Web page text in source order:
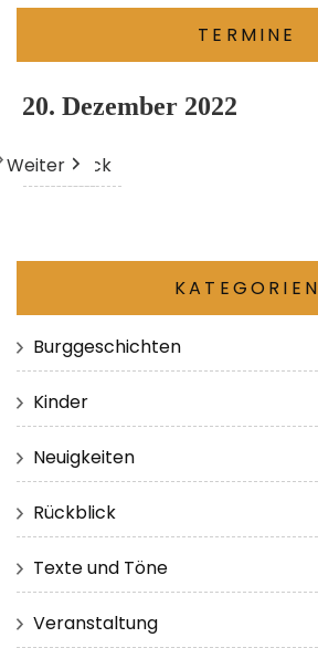
TERMINE
20. Dezember 2022
Zurück
Heute
Weiter
KATEGORIEN
Burggeschichten
Kinder
Neuigkeiten
Rückblick
Texte und Töne
Veranstaltung